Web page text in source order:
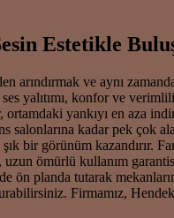
Estetikle
arındırmak ve aynı
yalıtımı, konfor ve
yankıyı en aza
salonlarına kadar pek çok
bir görünüm
ömürlü kullanım
ön planda tutarak
Firmamız,